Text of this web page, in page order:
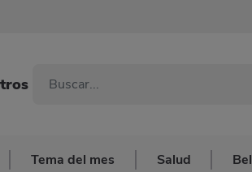
Tema del mes Salud